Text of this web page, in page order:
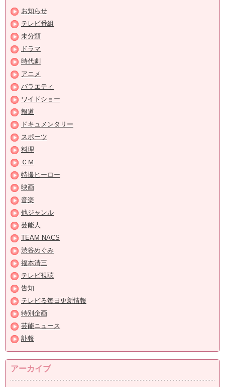
お知らせ
テレビ番組
未分類
ドラマ
時代劇
アニメ
バラエティ
ワイドショー
報道
ドキュメンタリー
スポーツ
料理
ＣＭ
特撮ヒーロー
映画
音楽
他ジャンル
芸能人
TEAM NACS
渋谷めぐみ
福本清三
テレビ視聴
告知
テレビる毎日更新情報
特別企画
芸能ニュース
訃報
アーカイブ